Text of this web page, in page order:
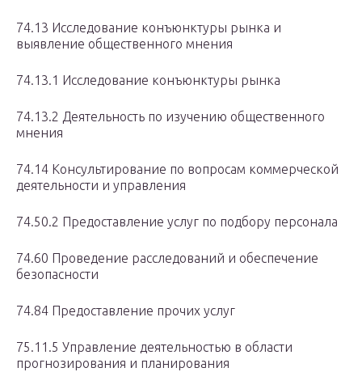
74.13 Исследование конъюнктуры рынка и
выявление общественного мнения
74.13.1 Исследование конъюнктуры рынка
74.13.2 Деятельность по изучению общественного
мнения
74.14 Консультирование по вопросам коммерческой
деятельности и управления
74.50.2 Предоставление услуг по подбору персонала
74.60 Проведение расследований и обеспечение
безопасности
74.84 Предоставление прочих услуг
75.11.5 Управление деятельностью в области
прогнозирования и планирования